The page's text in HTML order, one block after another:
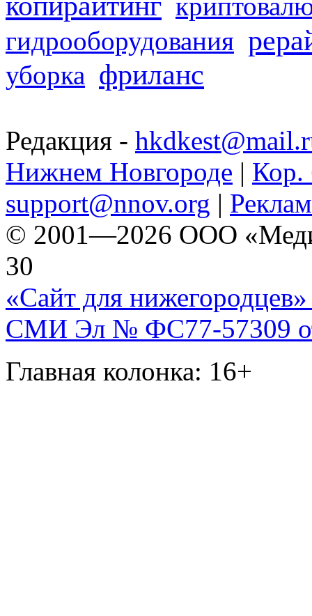
гидрооборудования
уборка фриланс
Редакция -
Нижнем Новгороде | Кор.
support@nnov.org |
© 2001—2026 ООО
30
«Сайт для нижегородцев»
СМИ Эл № ФС77-57309
Главная колонка: 16+